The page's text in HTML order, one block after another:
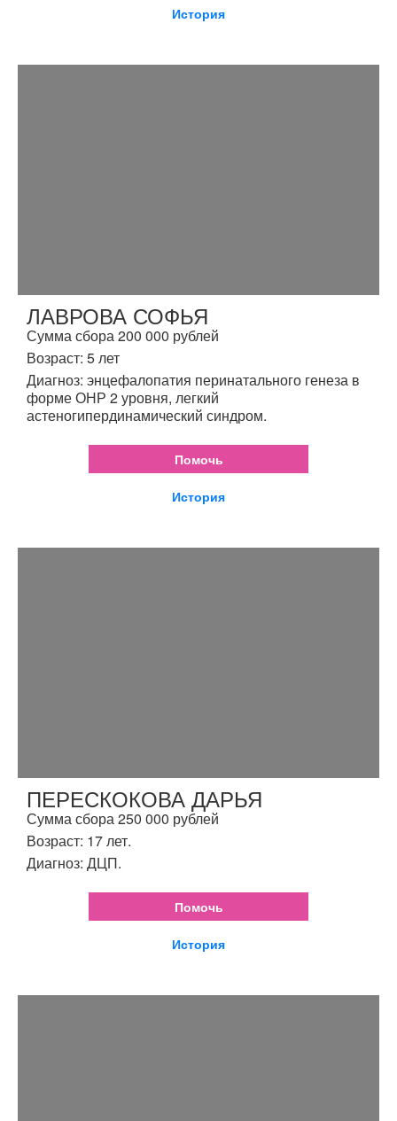
История
ЛАВРОВА СОФЬЯ
Сумма сбора 200 000 рублей
Возраст: 5 лет
Диагноз: энцефалопатия перинатального генеза в
форме ОНР 2 уровня, легкий
астеногипердинамический синдром.
Помочь
История
ПЕРЕСКОКОВА ДАРЬЯ
Сумма сбора 250 000 рублей
Возраст: 17 лет.
Диагноз: ДЦП.
Помочь
История